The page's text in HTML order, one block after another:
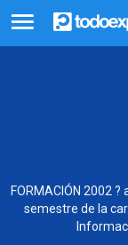
FORMACIÓN 2002
semestre de la